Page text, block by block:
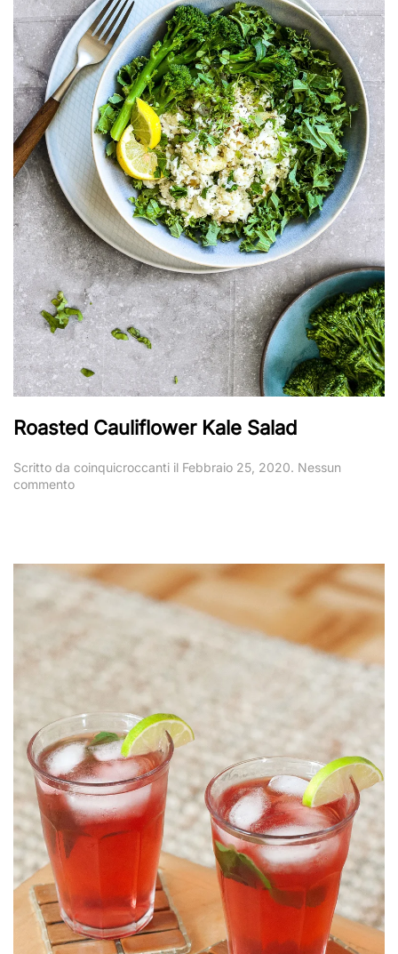
Roasted Cauliflower Kale Salad
Scritto da coinquicroccanti il Febbraio 25, 2020. Nessun
commentosu